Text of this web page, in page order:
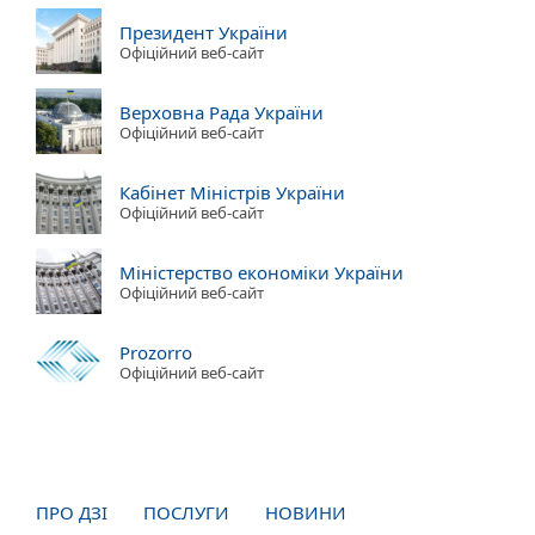
Президент України
Офіційний веб-сайт
Верховна Рада України
Офіційний веб-сайт
Кабінет Міністрів України
Офіційний веб-сайт
Міністерство економіки України
Офіційний веб-сайт
Prozorro
Офіційний веб-сайт
ПРО ДЗІ ПОСЛУГИ НОВИНИ